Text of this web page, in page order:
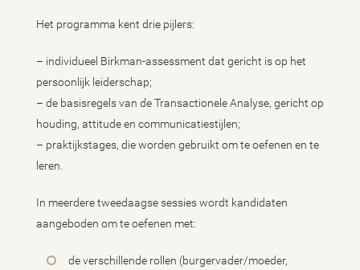
Het programma kent drie pijlers:
– individueel Birkman-assessment dat gericht is op het
persoonlijk leiderschap;
– de basisregels van de Transactionele Analyse, gericht op
houding, attitude en communicatiestijlen;
– praktijkstages, die worden gebruikt om te oefenen en te
leren.
In meerdere tweedaagse sessies wordt kandidaten
aangeboden om te oefenen met:
de verschillende rollen (burgervader/moeder,